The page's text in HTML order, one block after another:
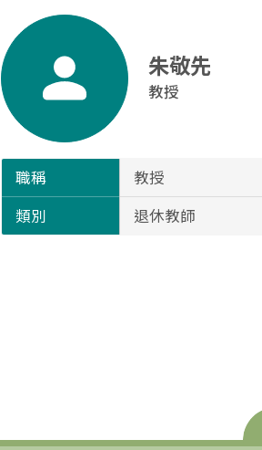
朱敬先
教授
職稱
教授
類別
退休教師